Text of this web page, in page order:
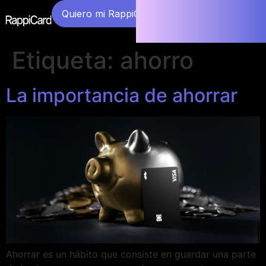
Quiero mi RappiCard
Etiqueta: ahorro
La importancia de ahorrar
Ahorrar es un hábito que consiste en guardar una parte